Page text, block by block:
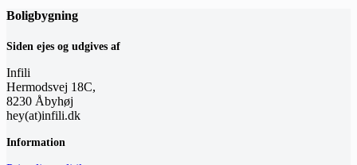
Boligbygning
Siden ejes og udgives af
Infili
Hermodsvej 18C,
8230 Åbyhøj
hey(at)infili.dk
Information